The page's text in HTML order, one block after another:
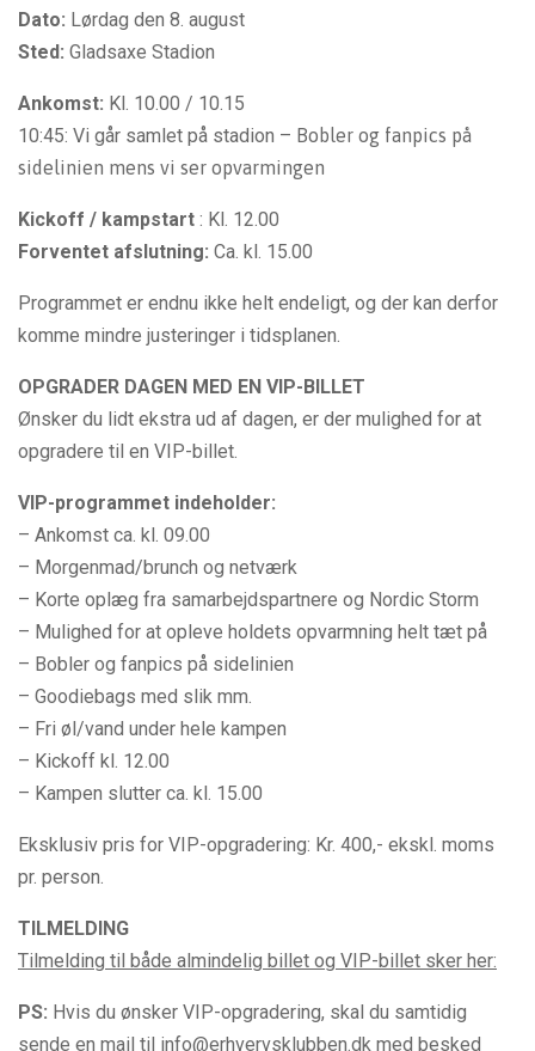
Dato: Lørdag den 8. august
Sted: Gladsaxe Stadion
Ankomst: Kl. 10.00 / 10.15
10:45: Vi går samlet på stadion – Bobler og fanpics på
sidelinien mens vi ser opvarmingen
Kickoff / kampstart : Kl. 12.00
Forventet afslutning: Ca. kl. 15.00
Programmet er endnu ikke helt endeligt, og der kan derfor
komme mindre justeringer i tidsplanen.
OPGRADER DAGEN MED EN VIP-BILLET
Ønsker du lidt ekstra ud af dagen, er der mulighed for at
opgradere til en VIP-billet.
VIP-programmet indeholder:
– Ankomst ca. kl. 09.00
– Morgenmad/brunch og netværk
– Korte oplæg fra samarbejdspartnere og Nordic Storm
– Mulighed for at opleve holdets opvarmning helt tæt på
– Bobler og fanpics på sidelinien
– Goodiebags med slik mm.
– Fri øl/vand under hele kampen
– Kickoff kl. 12.00
– Kampen slutter ca. kl. 15.00
Eksklusiv pris for VIP-opgradering: Kr. 400,- ekskl. moms
pr. person.
TILMELDING
Tilmelding til både almindelig billet og VIP-billet sker her:
PS: Hvis du ønsker VIP-opgradering, skal du samtidig
sende en mail til info@erhvervsklubben.dk med besked